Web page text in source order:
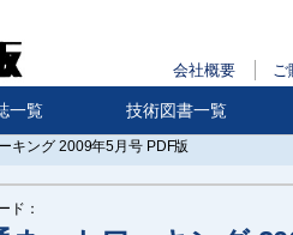
会社概要 ご
一覧 技術図書一覧
キング 2009年5月号 PDF版
ド：